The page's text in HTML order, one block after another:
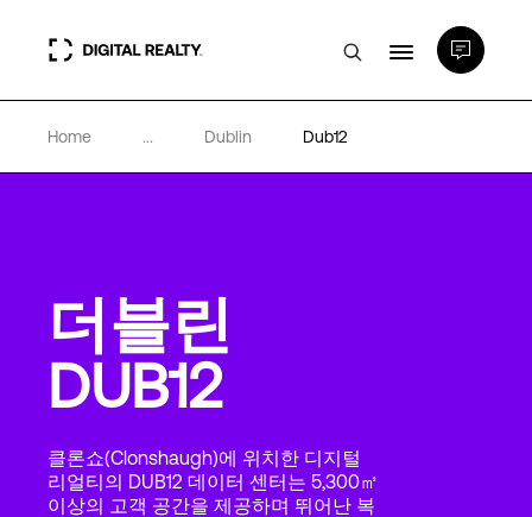
데이터 센터
파트너
전문성 및 리소스
소개
Home ... Dublin Dub12
더블린
DUB12
클론쇼(Clonshaugh)에 위치한 디지털
리얼티의 DUB12 데이터 센터는 5,300㎡
이상의 고객 공간을 제공하며 뛰어난 복